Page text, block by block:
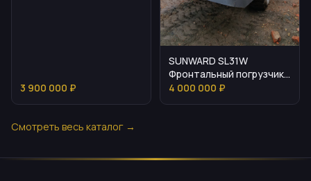
3 900 000 ₽
SUNWARD SL31W
Фронтальный погрузчик:
основные параметры
4 000 000 ₽
Смотреть весь каталог →